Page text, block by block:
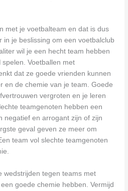
met je voetbalteam en dat is dus
in je beslissing om een voetbalclub
wil je een hecht team hebben
Voetballen met
dat ze goede vrienden kunnen
en de chemie van je team. Goede
vergroten en je leren
teamgenoten hebben een
negatief en arrogant zijn of zijn
geval geven ze meer om
team vol slechte teamgenoten
wedstrijden tegen teams met
goede chemie hebben. Vermijd